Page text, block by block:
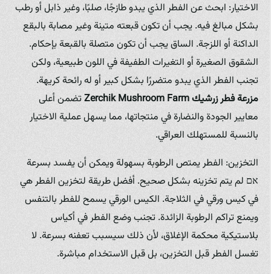
الاختيار: ابحث عن الفطر الذي يبدو طازجًا، صلبًا، وغير ذابل أو رطب
بشكل مبالغ فيه. يجب أن تكون قبعته متينة وغير مصابة بالبقع
الداكنة أو اللزجة. الساق يجب أن تكون متصلة بالقبعة بإحكام.
الشقوق الصغيرة أو التغيرات الطفيفة في اللون طبيعية، ولكن
تجنب الفطر الذي يبدو متضررًا بشكل كبير أو له رائحة كريهة.
مزرعة فطر زرشيك Zerchik Mushroom Farmتضمن أعلى
معايير الجودة والنضارة في منتجاتها، مما يسهل عملية الاختيار
بالنسبة للمستهلك العراقي.
التخزين: الفطر يمتص الرطوبة بسهولة ويمكن أن يفسد بسرعة
אם لم يتم تخزينه بشكل صحيح. أفضل طريقة لتخزين الفطر هي
في كيس ورقي في الثلاجة. الكيس الورقي يسمح للفطر بالتنفس
ويمنع تراكم الرطوبة الزائدة. تجنب وضع الفطر في أكياس
بلاستيكية محكمة الإغلاق، لأن ذلك سيسبب تعفنه بسرعة. لا
تغسل الفطر قبل التخزين، بل قبل الاستخدام مباشرة.